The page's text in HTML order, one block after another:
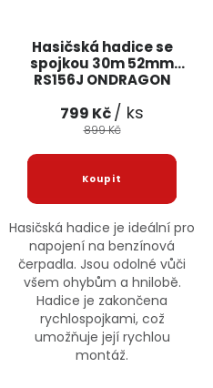
Hasičská hadice se
spojkou 30m 52mm
RS156J ONDRAGON
799 Kč/ ks
899 Kč
Hasičská hadice je ideální pro
napojení na benzínová
čerpadla. Jsou odolné vůči
všem ohybům a hnilobě.
Hadice je zakončena
rychlospojkami, což
umožňuje její rychlou
montáž.